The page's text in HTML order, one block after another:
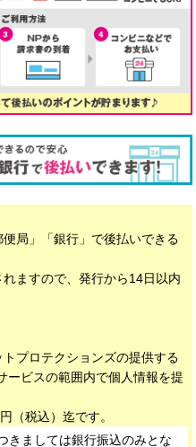
局」「銀行」で後払いできる
ますので、発行から14日以内
プロテクションズの提供する
ービスの範囲内で個人情報を提
（税込）迄です。
きましては銀行振込のみとな